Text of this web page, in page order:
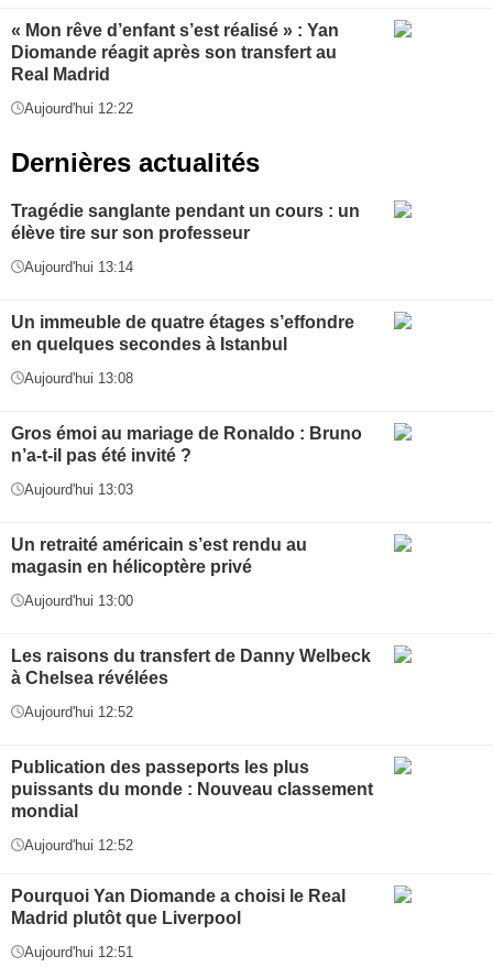
« Mon rêve d’enfant s’est réalisé » : Yan
Diomande réagit après son transfert au
Real Madrid
Aujourd'hui 12:22
Dernières actualités
Tragédie sanglante pendant un cours : un
élève tire sur son professeur
Aujourd'hui 13:14
Un immeuble de quatre étages s’effondre
en quelques secondes à Istanbul
Aujourd'hui 13:08
Gros émoi au mariage de Ronaldo : Bruno
n’a-t-il pas été invité ?
Aujourd'hui 13:03
Un retraité américain s’est rendu au
magasin en hélicoptère privé
Aujourd'hui 13:00
Les raisons du transfert de Danny Welbeck
à Chelsea révélées
Aujourd'hui 12:52
Publication des passeports les plus
puissants du monde : Nouveau classement
mondial
Aujourd'hui 12:52
Pourquoi Yan Diomande a choisi le Real
Madrid plutôt que Liverpool
Aujourd'hui 12:51